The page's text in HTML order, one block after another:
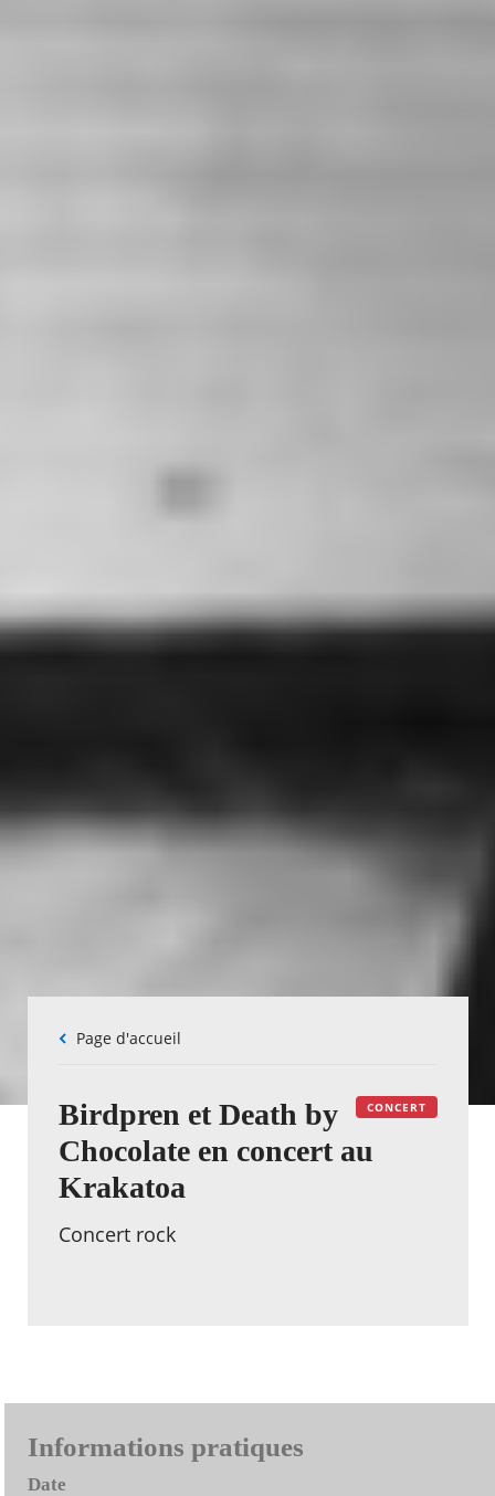
Fil
Page d'accueil
CONCERT
Birdpren et Death by
Chocolate en concert au
Krakatoa
Concert rock
Informations pratiques
Date